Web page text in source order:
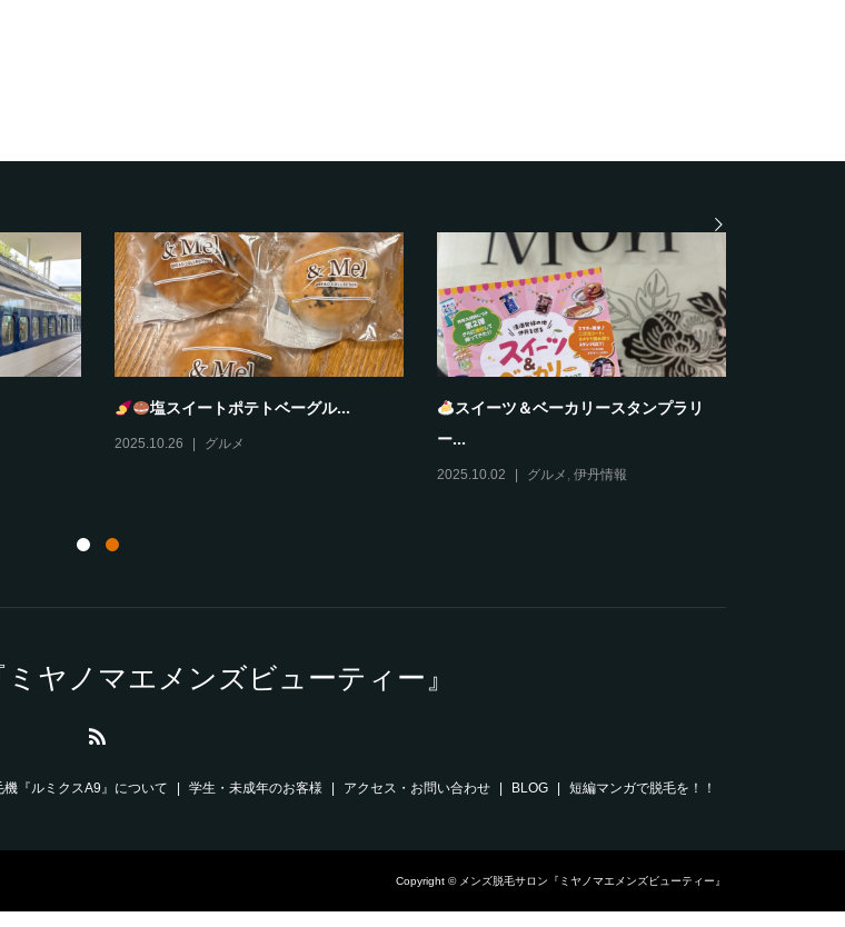
塩スイートポテトベーグル...
2025.10.26 グルメ
スイーツ＆ベーカリースタンプラリ
ー...
2025.10.02 グルメ , 伊丹情報
ヤノマエメンズビューティー』
機『ルミクスA9』について 学生・未成年のお客様 アクセス・お問い合わせ BLOG 短編マンガで脱毛を！！
Copyright © メンズ脱毛サロン『ミヤノマエメンズビューティー』